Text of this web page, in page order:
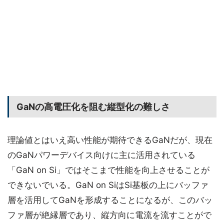
GaNの高電圧化を阻む縦型化の難しさ
理論値とはいえ高い性能が期待できるGaNだが、現在
のGaNパワーデバイス向けに主に活用されている
「GaN on Si」ではそこまで性能を向上させることが
できないでいる。GaN on SiはSi基板の上にバッファ
層を活用してGaNを形成することになるが、このバッ
ファ層が絶縁層であり、縦方向に電流を流すことがで